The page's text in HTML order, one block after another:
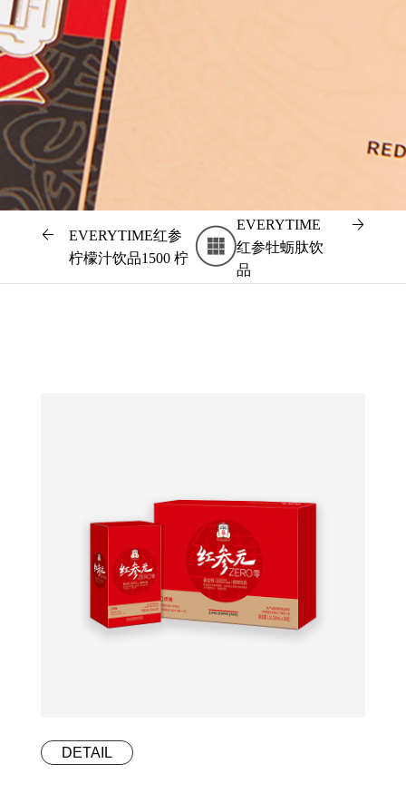
EVERYTIME红参
柠檬汁饮品1500 柠
EVERYTIME
红参牡蛎肽饮
品
DETAIL